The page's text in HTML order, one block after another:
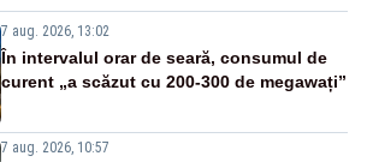
7 aug. 2026, 13:02
În intervalul orar de seară, consumul de
curent „a scăzut cu 200-300 de megawați”
7 aug. 2026, 10:57